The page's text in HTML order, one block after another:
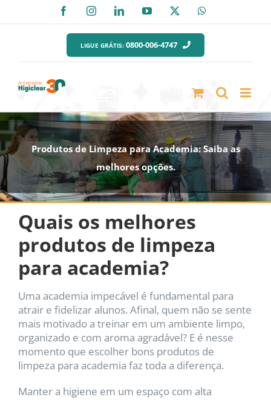
para
FacebookInstagramLinkedInYouTube
LIGUE GRÁTIS: 0800-006-4747
Produtos de Limpeza para Academia: Saiba as
melhores opções.
Quais os melhores
produtos de limpeza
para academia?
Uma academia impecável é fundamental para
atrair e fidelizar alunos. Afinal, quem não se sente
mais motivado a treinar em um ambiente limpo,
organizado e com aroma agradável? E é nesse
momento que escolher bons produtos de
limpeza para academia faz toda a diferença.
Manter a higiene em um espaço com alta